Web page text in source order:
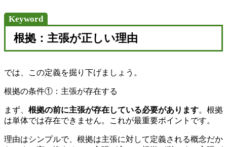
Keyword
根拠：主張が正しい理由
では、この定義を掘り下げましょう。
根拠の条件①：主張が存在する
まず、 根拠の前に主張が存在している必要があります。根拠
は単体では存在できません。これが最重要ポイントです。
理由はシンプルで、根拠は主張に対して定義される概念だか